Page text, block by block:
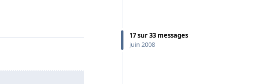
17sur33 messages
juin 2008